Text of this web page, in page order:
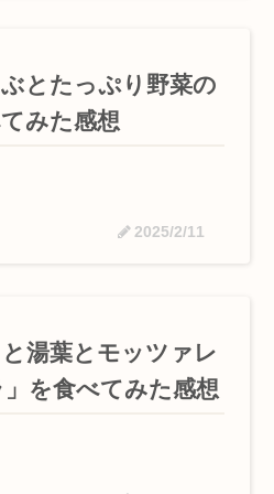
とたっぷり野菜の
みた感想
2025/2/11
湯葉とモッツァレ
を食べてみた感想